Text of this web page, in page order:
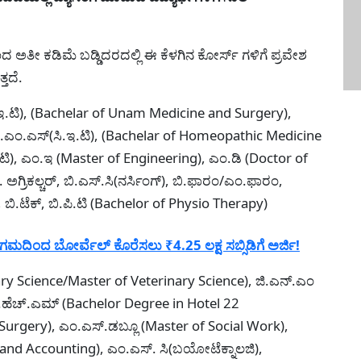
ಅತೀ ಕಡಿಮೆ ಬಡ್ಡಿದರದಲ್ಲಿ ಈ ಕೆಳಗಿನ ಕೋರ್ಸ್ ಗಳಿಗೆ ಪ್ರವೇಶ
of Unam Medicine and Surgery),
(Bachelar of Homeopathic Medicine
ಎಂ.ಇ (Master of Engineering), ಎಂ.ಡಿ (Doctor of
ಬಿ.ಎಸ್.ಸಿ(ನರ್ಸಿಂಗ್), ಬಿ.ಫಾರಂ/ಎಂ.ಫಾರಂ,
ಬಿ.ಪಿ.ಟಿ (Bachelor of Physio Therapy)
ಬೋರ್ವೆಲ್ ಕೊರೆಸಲು ₹4.25 ಲಕ್ಷ ಸಬ್ಸಿಡಿಗೆ ಅರ್ಜಿ!
Master of Veterinary Science), ಜಿ.ಎನ್.ಎಂ
(Bachelor Degree in Hotel 22
ಎಂ.ಎಸ್.ಡಬ್ಲೂ (Master of Social Work),
Accounting), ಎಂ.ಎಸ್. ಸಿ(ಬಯೋಟೆಕ್ನಾಲಜಿ),